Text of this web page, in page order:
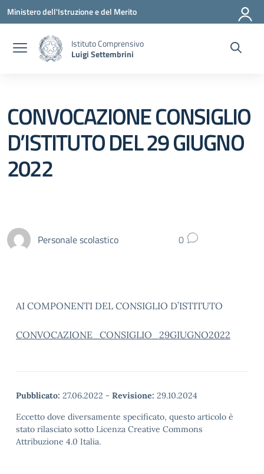
Vai ai contenuti
Vai al menu di navigazione
Vai al footer
Ministero dell'Istruzione e del Merito
Istituto Comprensivo
Luigi Settembrini
CONVOCAZIONE CONSIGLIO
D’ISTITUTO DEL 29 GIUGNO
2022
Personale scolastico 0
AI COMPONENTI DEL CONSIGLIO D’ISTITUTO
CONVOCAZIONE_CONSIGLIO_29GIUGNO2022
Pubblicato: 27.06.2022 - Revisione: 29.10.2024
Eccetto dove diversamente specificato, questo articolo è
stato rilasciato sotto Licenza Creative Commons
Attribuzione 4.0 Italia.